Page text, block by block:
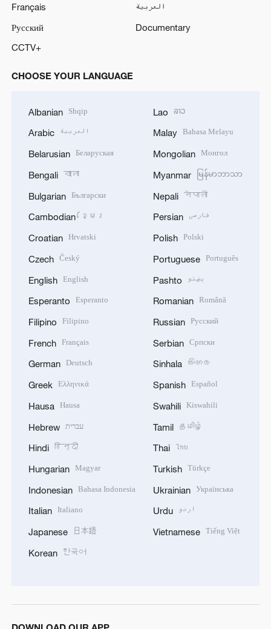
Français
العربية
Русский
Documentary
CCTV+
CHOOSE YOUR LANGUAGE
Albanian Shqip
Arabic العربية
Belarusian Беларуская
Bengali বাংলা
Bulgarian Български
Cambodian ខ្មែរ
Croatian Hrvatski
Czech Český
English English
Esperanto Esperanto
Filipino Filipino
French Français
German Deutsch
Greek Ελληνικά
Hausa Hausa
Hebrew עברית
Hindi हिन्दी
Hungarian Magyar
Indonesian Bahasa Indonesia
Italian Italiano
Japanese 日本語
Korean 한국어
Lao ລາວ
Malay Bahasa Melayu
Mongolian Монгол
Myanmar မြန်မာဘာသာ
Nepali नेपाली
Persian فارسی
Polish Polski
Portuguese Português
Pashto پښتو
Romanian Română
Russian Русский
Serbian Српски
Sinhala සිංහල
Spanish Español
Swahili Kiswahili
Tamil தமிழ்
Thai ไทย
Turkish Türkçe
Ukrainian Українська
Urdu اردو
Vietnamese Tiếng Việt